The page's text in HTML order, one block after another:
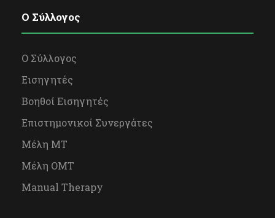
O Σύλλογος
Ο Σύλλογος
Εισηγητές
Βοηθοί Εισηγητές
Επιστημονικοί Συνεργάτες
Μέλη ΜΤ
Μέλη OΜΤ
Manual Therapy